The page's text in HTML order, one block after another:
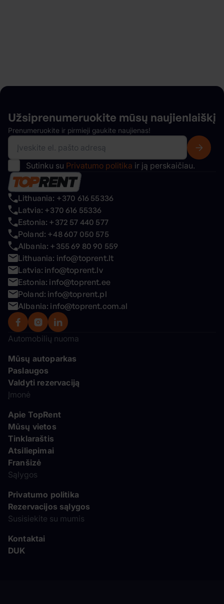
Lithuania: +370 616 55336
Latvia: +370 616 55336
Estonia: +372 57 440 577
Poland: +48 607 050 575
Albania: +355 69 80 90 559
Lithuania: info@toprent.lt
Latvia: info@toprent.lv
Estonia: info@toprent.ee
Poland: info@toprent.pl
Albania: info@toprent.com.al
Automobilių nuoma
Mūsų autoparkas
Paslaugos
Valdyti rezervaciją
Įmonė
Apie TopRent
Mūsų vietos
Tinklaraštis
Atsiliepimai
Franšizė
Sąlygos
Privatumo politika
Rezervacijos sąlygos
Susisiekite su mumis
Kontaktai
DUK
Užsiprenumeruokite mūsų naujienlaiškį
Prenumeruokite ir pirmieji gaukite naujienas!
Sutinku su Privatumo politika ir ją perskaičiau.